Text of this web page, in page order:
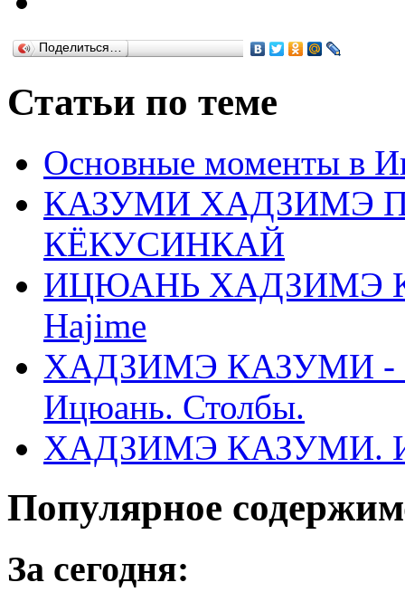
Поделиться…
Статьи по теме
Основные моменты в
КАЗУМИ ХАДЗИМЭ
КЁКУСИНКАЙ
ИЦЮАНЬ ХАДЗИМЭ
Hajime
ХАДЗИМЭ КАЗУМИ -
Ицюань. Столбы.
ХАДЗИМЭ КАЗУМИ.
Популярное
За сегодня: